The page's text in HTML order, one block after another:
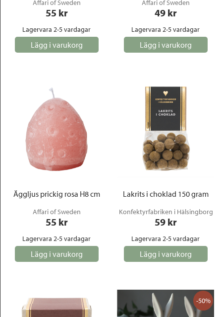
Affari of Sweden
55 kr
Lagervara 2-5 vardagar
Lägg i varukorg
Affari of Sweden
49 kr
Lagervara 2-5 vardagar
Lägg i varukorg
Äggljus prickig rosa H8 cm
Affari of Sweden
55 kr
Lagervara 2-5 vardagar
Lägg i varukorg
Lakrits i choklad 150 gram
Konfektyrfabriken i Hälsingborg
59 kr
Lagervara 2-5 vardagar
Lägg i varukorg
-50%